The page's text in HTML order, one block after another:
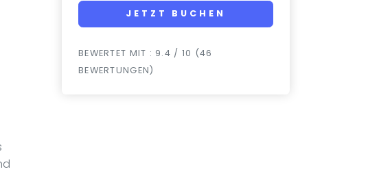
JETZT BUCHEN
BEWERTET MIT : 9.4 / 10 (46
BEWERTUNGEN)